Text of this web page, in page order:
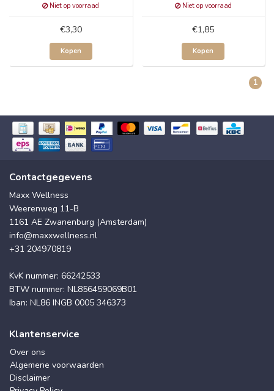
Niet op voorraad
€3,30
Kopen
Niet op voorraad
€1,85
Kopen
1
Contactgegevens
Maxx Wellness
Weerenweg 11-B
1161 AE Zwanenburg (Amsterdam)
info@maxxwellness.nl
+31 204970819
KvK nummer: 66242533
BTW nummer: NL856459069B01
Iban: NL86 INGB 0005 346373
Klantenservice
Over ons
Algemene voorwaarden
Disclaimer